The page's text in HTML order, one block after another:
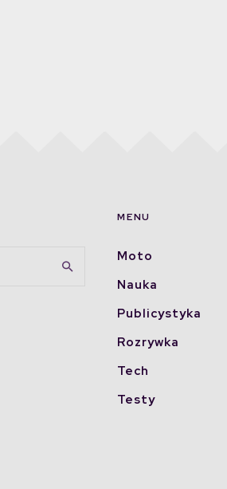
MENU
Moto
Nauka
Publicystyka
Rozrywka
Tech
Testy